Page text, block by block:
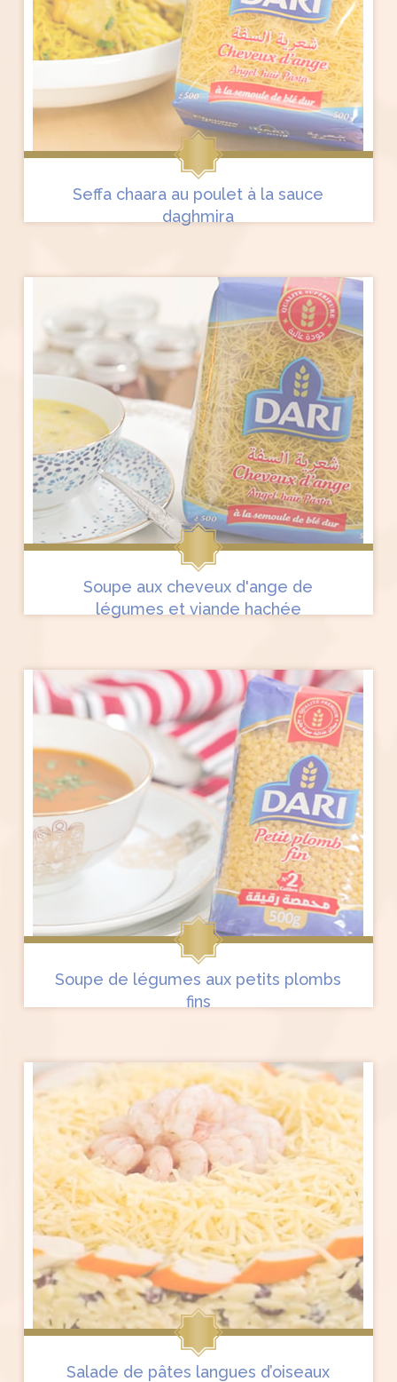
Seffa chaara au poulet à la sauce
daghmira
Soupe aux cheveux d'ange de
légumes et viande hachée
Soupe de légumes aux petits plombs
fins
Salade de pâtes langues d’oiseaux